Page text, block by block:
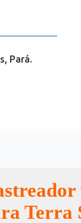
Pará.
Terra